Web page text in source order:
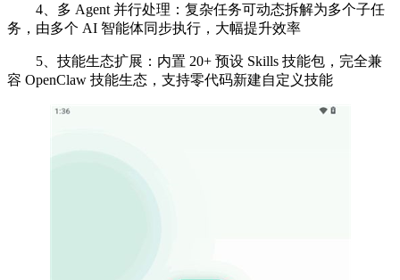
‌4、多 Agent 并行处理‌：复杂任务可动态拆解为多个子任
务，由多个 AI 智能体同步执行，大幅提升效率
‌5、技能生态扩展‌：内置 20+ 预设 Skills 技能包，完全兼
容 OpenClaw 技能生态，支持零代码新建自定义技能